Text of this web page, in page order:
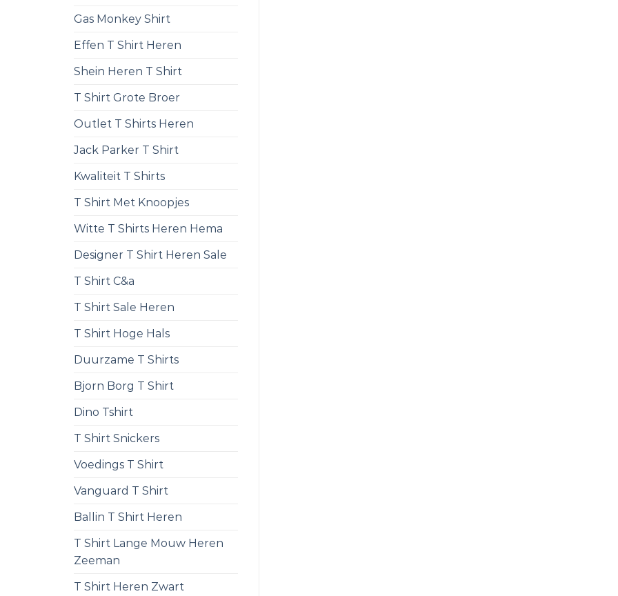
Gas Monkey Shirt
Effen T Shirt Heren
Shein Heren T Shirt
T Shirt Grote Broer
Outlet T Shirts Heren
Jack Parker T Shirt
Kwaliteit T Shirts
T Shirt Met Knoopjes
Witte T Shirts Heren Hema
Designer T Shirt Heren Sale
T Shirt C&a
T Shirt Sale Heren
T Shirt Hoge Hals
Duurzame T Shirts
Bjorn Borg T Shirt
Dino Tshirt
T Shirt Snickers
Voedings T Shirt
Vanguard T Shirt
Ballin T Shirt Heren
T Shirt Lange Mouw Heren
Zeeman
T Shirt Heren Zwart